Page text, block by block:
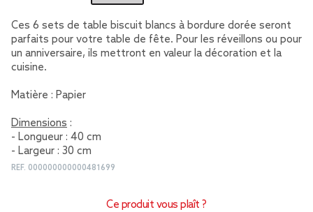
Ces 6 sets de table biscuit blancs à bordure dorée seront
parfaits pour votre table de fête. Pour les réveillons ou pour
un anniversaire, ils mettront en valeur la décoration et la
cuisine.
Matière : Papier
Dimensions :
- Longueur : 40 cm
- Largeur : 30 cm
REF. 000000000000481699
Ce produit vous plaît ?